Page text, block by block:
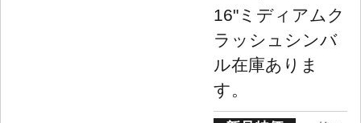
16"ミディアムク
ラッシュシンバ
ル在庫ありま
す。